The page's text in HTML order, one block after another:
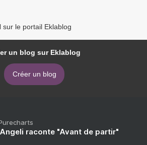
sur le portail Eklablog
un blog sur Eklablog
Créer un blog
Angeli raconte "Avant de partir"